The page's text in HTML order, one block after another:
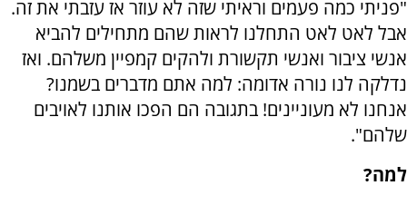
"פניתי כמה פעמים וראיתי שזה לא עוזר אז עזבתי את זה.
אבל לאט לאט התחלנו לראות שהם מתחילים להביא
אנשי ציבור ואנשי תקשורת ולהקים קמפיין משלהם. ואז
נדלקה לנו נורה אדומה: למה אתם מדברים בשמנו?
אנחנו לא מעוניינים! בתגובה הם הפכו אותנו לאויבים
שלהם".
למה?